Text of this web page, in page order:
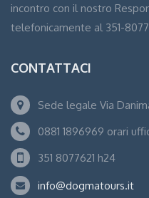
incontro con il nostro
telefonicamente al 351-
CONTATTACI
Sede legale Via
0881 1896969 orari
351 8077621 h24
info@dogmatours.it